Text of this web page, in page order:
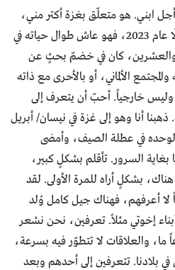
ابني. هو متعلّق بغزة أكتر مني،
رغم أنّه لم يزرها للمرّة الأولى إلّا عام 2023، فهو عاش طوال حياته في
والعشرين، كان في خضمّ بحثٍ عن
الألماني، أو بالأحرى مع ذاته
وليس خارجياً. أحبّ أن يتعرف إلى
ذهبنا أنا وهو إلى غزة في نيسان/ أبريل
لوحده في عطلة الصيف، وأمضى
السرور. تأقلم بشكلٍ كبير،
بشكلٍ أراه للمرة الأولى. لقد
لا أعرفهم، فهناك جيل كامل وُلد
إخوتي مثلاً. تعرفين، نحن نشعر
ما، والعلاقات لا تتطوّر فيه بسرعة،
بلادنا. تتعرفين إلى أحدهم وبعد